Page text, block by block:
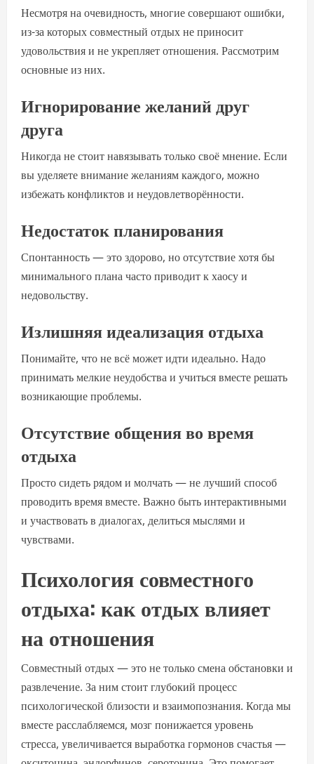
Несмотря на очевидность, многие совершают ошибки,
из-за которых совместный отдых не приносит
удовольствия и не укрепляет отношения. Рассмотрим
основные из них.
Игнорирование желаний друг
друга
Никогда не стоит навязывать только своё мнение. Если
вы уделяете внимание желаниям каждого, можно
избежать конфликтов и неудовлетворённости.
Недостаток планирования
Спонтанность — это здорово, но отсутствие хотя бы
минимального плана часто приводит к хаосу и
недовольству.
Излишняя идеализация отдыха
Понимайте, что не всё может идти идеально. Надо
принимать мелкие неудобства и учиться вместе решать
возникающие проблемы.
Отсутствие общения во время
отдыха
Просто сидеть рядом и молчать — не лучший способ
проводить время вместе. Важно быть интерактивными
и участвовать в диалогах, делиться мыслями и
чувствами.
Психология совместного
отдыха: как отдых влияет
на отношения
Совместный отдых — это не только смена обстановки и
развлечение. За ним стоит глубокий процесс
психологической близости и взаимопознания. Когда мы
вместе расслабляемся, мозг понижается уровень
стресса, увеличивается выработка гормонов счастья —